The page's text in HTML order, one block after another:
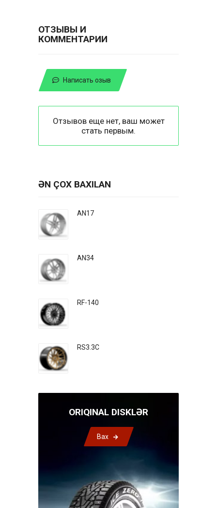
ОТЗЫВЫ И
КОММЕНТАРИИ
Написать озыв
Отзывов еще нет, ваш может
стать первым.
ƏN ÇOX BAXILAN
AN17
AN34
RF-140
RS3.3C
ORIQINAL DISKLƏR
Bax